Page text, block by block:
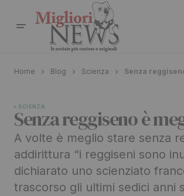
Home Blog Scienza Senza
SCIENZA
Senza reggiseno è
A volte è meglio stare senza
addirittura “i reggiseni sono
dichiarato uno scienziato
trascorso gli ultimi sedici anni